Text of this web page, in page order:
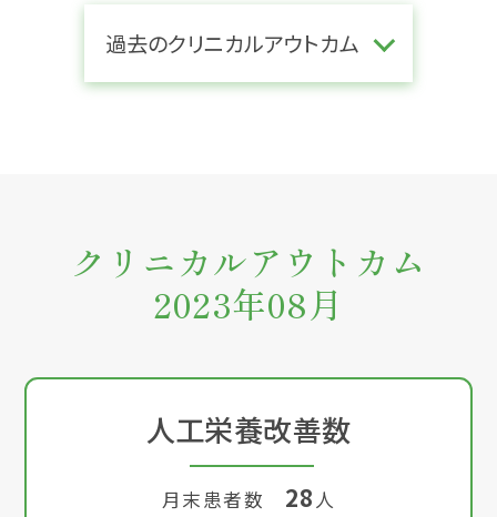
クリニカルアウトカム
2023年08月
人工栄養改善数
月末患者数 28 人